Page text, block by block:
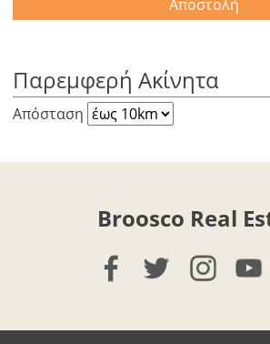
Αποστολή
Παρεμφερή Ακίνητα
Απόσταση
Broosco Real